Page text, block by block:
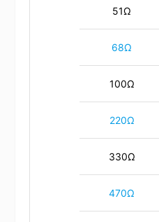
51Ω
68Ω
100Ω
220Ω
330Ω
470Ω